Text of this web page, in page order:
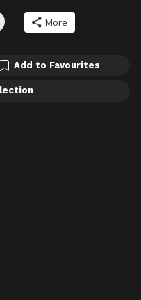
More
Add to Favourites